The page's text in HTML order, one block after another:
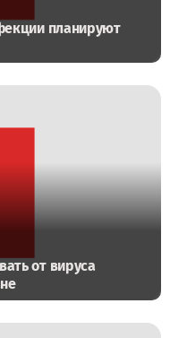
планируют
от вируса